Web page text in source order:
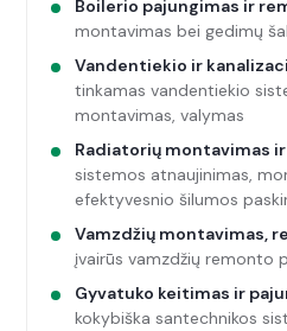
Boilerio pajungimas ir
montavimas bei gedimų
Vandentiekio ir
tinkamas vandentiekio
montavimas, valymas
Radiatorių montavimas
sistemos atnaujinimas,
efektyvesnio šilumos
Vamzdžių montavimas,
įvairūs vamzdžių remonto
Gyvatuko keitimas ir
kokybiška santechnikos